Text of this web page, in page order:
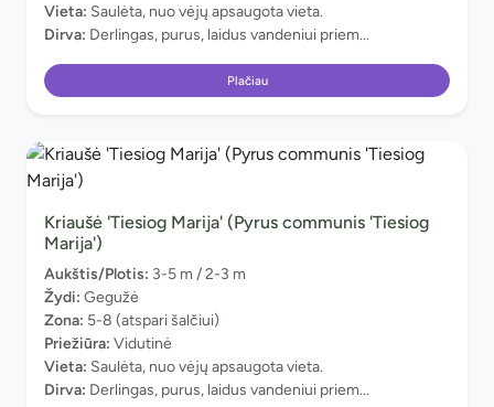
Vieta: Saulėta, nuo vėjų apsaugota vieta.
Dirva: Derlingas, purus, laidus vandeniui priem...
Plačiau
Kriaušė 'Tiesiog Marija' (Pyrus communis 'Tiesiog
Marija')
Aukštis/Plotis: 3-5 m / 2-3 m
Žydi: Gegužė
Zona: 5-8 (atspari šalčiui)
Priežiūra: Vidutinė
Vieta: Saulėta, nuo vėjų apsaugota vieta.
Dirva: Derlingas, purus, laidus vandeniui priem...